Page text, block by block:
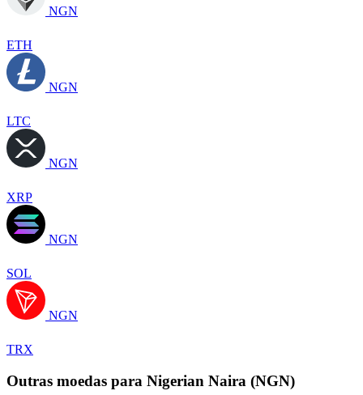
NGN
ETH
NGN
LTC
NGN
XRP
NGN
SOL
NGN
TRX
Outras moedas para Nigerian Naira (NGN)